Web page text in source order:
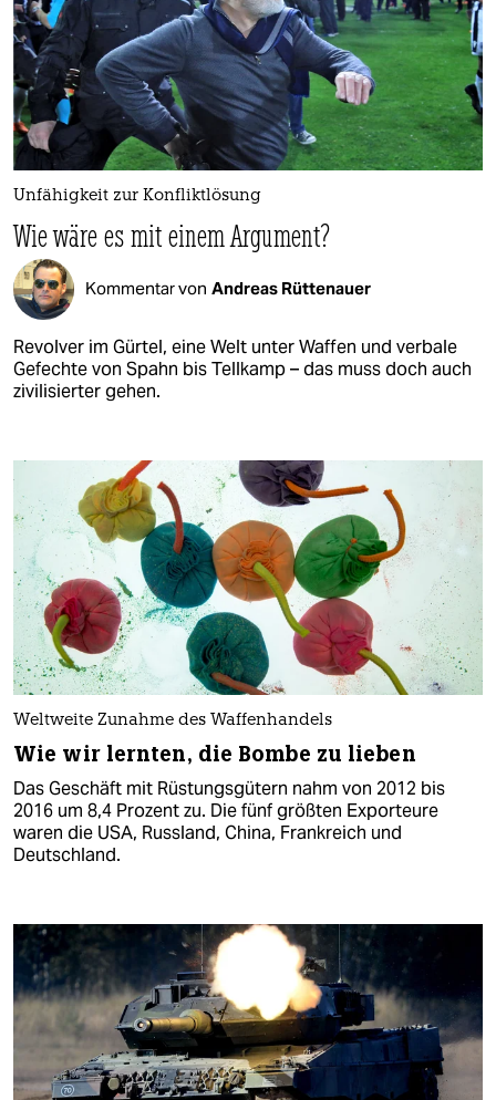
Unfähigkeit zur Konfliktlösung
Wie wäre es mit einem Argument?
Kommentar von Andreas Rüttenauer
Revolver im Gürtel, eine Welt unter Waffen und verbale
Gefechte von Spahn bis Tellkamp – das muss doch auch
zivilisierter gehen.
Weltweite Zunahme des Waffenhandels
Wie wir lernten, die Bombe zu lieben
Das Geschäft mit Rüstungsgütern nahm von 2012 bis
2016 um 8,4 Prozent zu. Die fünf größten Exporteure
waren die USA, Russland, China, Frankreich und
Deutschland.